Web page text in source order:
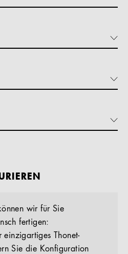
wir für Sie
fertigen:
einzigartiges Thonet-
Sie die Konfiguration